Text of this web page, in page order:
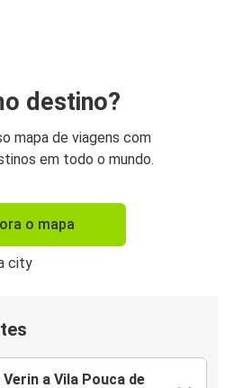
destino?
mapa de viagens com
em todo o mundo.
o mapa
a Vila Pouca de